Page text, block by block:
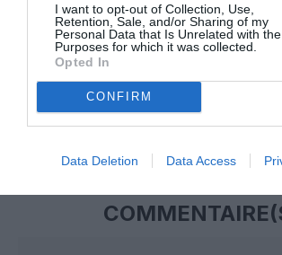
I want to opt-out of Collection, Use,
Retention, Sale, and/or Sharing of my
Personal Data that Is Unrelated with the
Purposes for which it was collected.
Opted In
CONFIRM
Data Deletion Data Access
PARTAGER L'ARTICLE